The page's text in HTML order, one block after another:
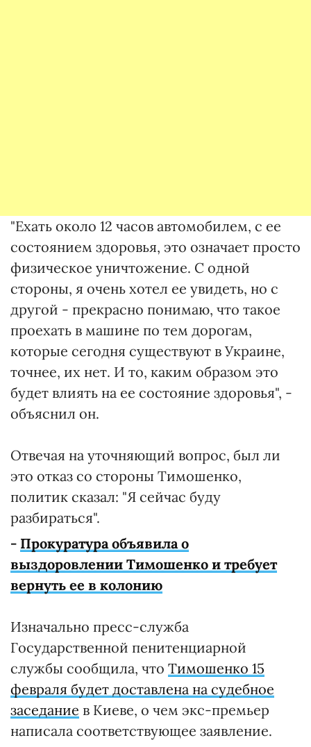
"Ехать около 12 часов автомобилем, с ее
состоянием здоровья, это означает просто
физическое уничтожение. С одной
стороны, я очень хотел ее увидеть, но с
другой - прекрасно понимаю, что такое
проехать в машине по тем дорогам,
которые сегодня существуют в Украине,
точнее, их нет. И то, каким образом это
будет влиять на ее состояние здоровья", -
объяснил он.
Отвечая на уточняющий вопрос, был ли
это отказ со стороны Тимошенко,
политик сказал: "Я сейчас буду
разбираться".
- Прокуратура объявила о
выздоровлении Тимошенко и требует
вернуть ее в колонию
Изначально пресс-служба
Государственной пенитенциарной
службы сообщила, что Тимошенко 15
февраля будет доставлена на судебное
заседание в Киеве, о чем экс-премьер
написала соответствующее заявление.